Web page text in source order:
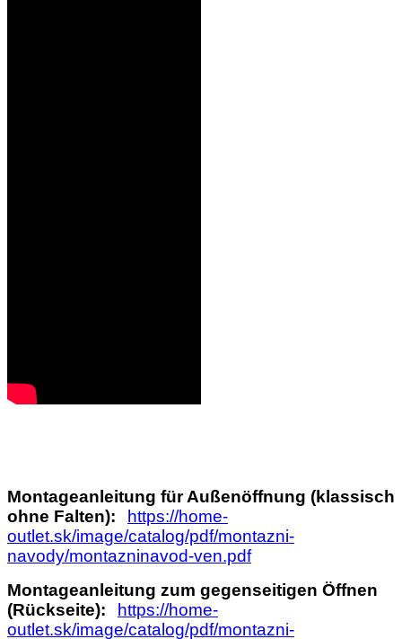
Montageanleitung für Außenöffnung (klassisch
ohne Falten):
https://home-
outlet.sk/image/catalog/pdf/montazni-
navody/montazninavod-ven.pdf
Montageanleitung zum gegenseitigen Öffnen
(Rückseite):
https://home-
outlet.sk/image/catalog/pdf/montazni-